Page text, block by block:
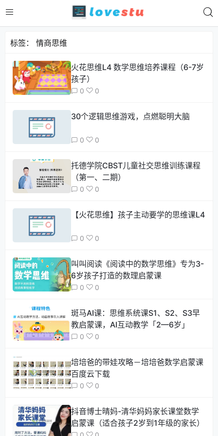
标签： 情商思维
火花思维L4 数学思维培养课程（6-7岁
孩子）
0 0
30个逻辑思维游戏，点燃聪明大脑
0 0
托德学院CBST儿童社交思维训练课程
（第一、二期）
0 0
【火花思维】孩子主动要学的思维课L4
0 0
叫叫阅读《阅读中的数学思维》专为3-
6岁孩子打造的数理启蒙课
0 0
斑马AI课：思维系统课S1、S2、S3早
教启蒙课，AI互动教学「2—6岁」
0 0
培培爸的带娃攻略－培培爸数学启蒙课
百度云下载
0 0
抖音博士晴妈-清华妈妈家长课堂数学
启蒙课（适合孩子2岁到1年级的家长）